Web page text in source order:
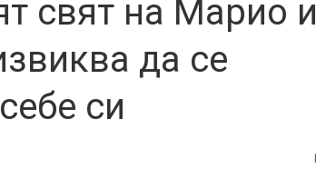
свят на Марио и
да се
си